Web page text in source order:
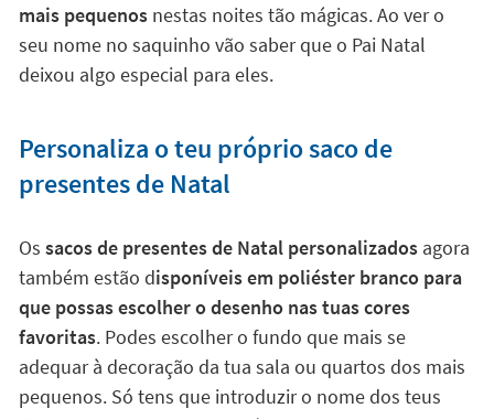
mais pequenosnestas noites tão mágicas. Ao ver o
seu nome no saquinho vão saber que o Pai Natal
deixou algo especial para eles.
Personaliza o teu próprio saco de
presentes de Natal
Os sacos de presentes de Natal personalizadosagora
também estão disponíveis em poliéster branco para
que possas escolher o desenho nas tuas cores
favoritas. Podes escolher o fundo que mais se
adequar à decoração da tua sala ou quartos dos mais
pequenos. Só tens que introduzir o nome dos teus